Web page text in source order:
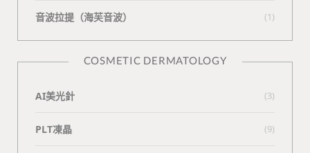
⾳波拉提（海芙⾳波） (1)
COSMETIC DERMATOLOGY
AI美光針 (3)
PLT凍晶 (9)